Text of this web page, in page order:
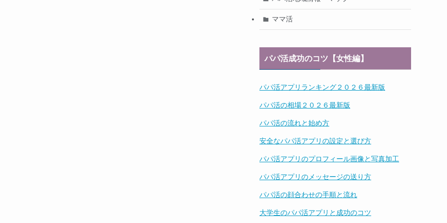
ママ活
パパ活成功のコツ【女性編】
パパ活アプリランキング２０２６最新版
パパ活の相場２０２６最新版
パパ活の流れと始め方
安全なパパ活アプリの設定と選び方
パパ活アプリのプロフィール画像と写真加工
パパ活アプリのメッセージの送り方
パパ活の顔合わせの手順と流れ
大学生のパパ活アプリと成功のコツ